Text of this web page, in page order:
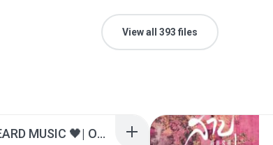
View all 393 files
ไม่มีใครรู้ตัวเรา– UNHEARD MUSIC 🖤| Official Lyric Video | เพลงสู้ชีวิต